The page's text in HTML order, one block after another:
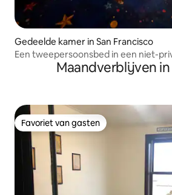
Gedeelde kamer in San Francisco
Een tweepersoonsbed in een niet-
Maandverblijven
Favoriet van gasten
Favoriet van gasten